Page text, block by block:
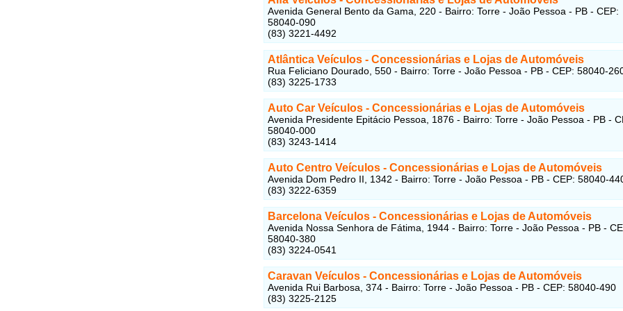
Avenida General Bento da Gama, 220 - Bairro: Torre - João Pessoa - PB - CEP:
58040-090
(83) 3221-4492
Atlântica Veículos - Concessionárias e Lojas de Automóveis
Rua Feliciano Dourado, 550 - Bairro: Torre - João Pessoa - PB - CEP: 58040-
(83) 3225-1733
Auto Car Veículos - Concessionárias e Lojas de Automóveis
Avenida Presidente Epitácio Pessoa, 1876 - Bairro: Torre - João Pessoa - PB -
58040-000
(83) 3243-1414
Auto Centro Veículos - Concessionárias e Lojas de Automóveis
Avenida Dom Pedro II, 1342 - Bairro: Torre - João Pessoa - PB - CEP: 58040-
(83) 3222-6359
Barcelona Veículos - Concessionárias e Lojas de Automóveis
Avenida Nossa Senhora de Fátima, 1944 - Bairro: Torre - João Pessoa - PB -
58040-380
(83) 3224-0541
Caravan Veículos - Concessionárias e Lojas de Automóveis
Avenida Rui Barbosa, 374 - Bairro: Torre - João Pessoa - PB - CEP: 58040-490
(83) 3225-2125